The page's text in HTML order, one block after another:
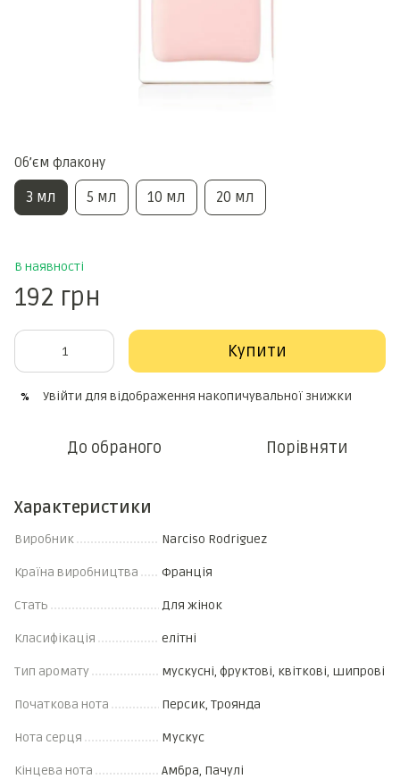
Обʼєм флакону
3 мл 5 мл 10 мл 20 мл
В наявності
192 грн
Купити
% Увійти для відображення накопичувальної знижки
До обраного Порівняти
Характеристики
Виробник Narciso Rodriguez
Країна виробництва Франція
Стать Для жінок
Класифікація елітні
Тип аромату мускусні, фруктові, квіткові, шипрові
Початкова нота Персик, Троянда
Нота серця Мускус
Кінцева нота Амбра, Пачулі